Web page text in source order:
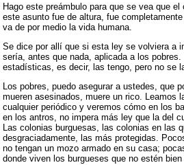
Hago este preámbulo para que se vea que
este asunto fue de altura, fue
va de por medio la vida humana.
Se dice por allí que si esta ley se volviera a
sería, antes que nada, aplicada a los
estadísticas, es decir, las tengo, pero no se
Los pobres, puedo asegurar a ustedes, que
mueren asesinados, muere un rico. Leamos
cualquier periódico y veremos cómo en los
en los antros, no impera más ley que la del
Las colonias burguesas, las colonias en las
desgraciadamente, las más protegidas.
no tengan un mozo armado en su casa;
donde viven los burgueses que no estén